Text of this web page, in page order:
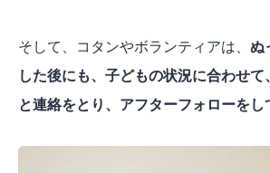
そして、コタンやボランティアは、 ぬ
した後にも、子どもの状況に合わせて
と連絡をとり、アフターフォローをし